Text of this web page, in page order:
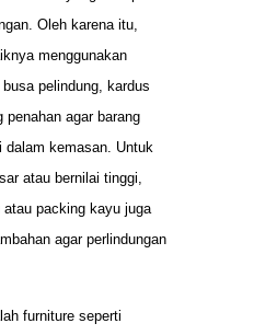
Oleh karena itu,
menggunakan
pelindung, kardus
agar barang
dalam kemasan. Untuk
atau bernilai tinggi,
packing kayu juga
agar perlindungan
furniture seperti